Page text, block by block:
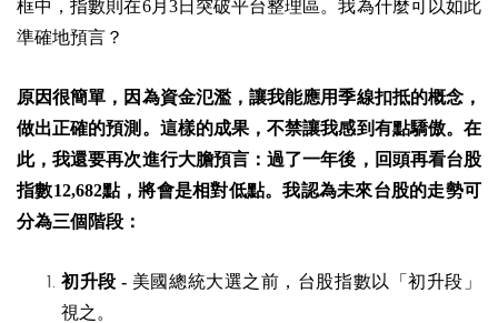
框中，指數則在6月3日突破平台整理區。我為什麼可以如此
準確地預言？
原因很簡單，因為資金氾濫，讓我能應用季線扣抵的概念，
做出正確的預測。這樣的成果，不禁讓我感到有點驕傲。 在
此，我還要再次進行大膽預言：過了一年後，回頭再看台股
指數12,682點，將會是相對低點。我認為未來台股的走勢可
分為三個階段：
初升段 - 美國總統大選之前，台股指數以「初升段」
視之。